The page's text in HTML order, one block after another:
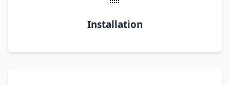
Installation